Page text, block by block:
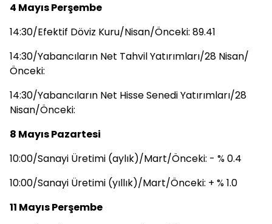
4 Mayıs Perşembe
14:30/Efektif Döviz Kuru/Nisan/Önceki: 89.41
14:30/Yabancıların Net Tahvil Yatırımları/28 Nisan/
Önceki:
14:30/Yabancıların Net Hisse Senedi Yatırımları/28
Nisan/Önceki:
8 Mayıs Pazartesi
10:00/Sanayi Üretimi (aylık)/Mart/Önceki: - % 0.4
10:00/Sanayi Üretimi (yıllık)/Mart/Önceki: + % 1.0
11 Mayıs Perşembe